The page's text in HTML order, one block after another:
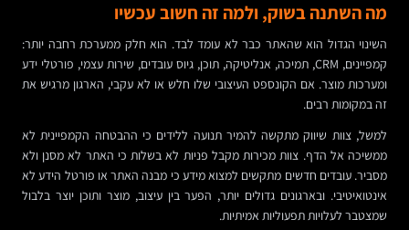
מה השתנה בשוק, ולמה זה חשוב עכשיו
השינוי הגדול הוא שהאתר כבר לא עומד לבד. הוא חלק ממערכת רחבה יותר:
קמפיינים, CRM, תמיכה, אנליטיקה, תוכן, גיוס עובדים, שירות עצמי, פורטלי ידע
ומערכות מוצר. אם הקונספט העיצובי שלו חלש או לא עקבי, הארגון מרגיש את
זה במקומות רבים.
למשל, צוות שיווק מתקשה להמיר תנועה ללידים כי ההבטחה הקמפיינית לא
ממשיכה אל הדף. צוות מכירות מקבל פניות לא בשלות כי האתר לא מסנן ולא
מסביר. עובדים חדשים מתקשים למצוא מידע כי מבנה האתר או פורטל הידע לא
אינטואיטיבי. ובארגונים גדולים יותר, הפער בין עיצוב, מוצר ותוכן יוצר בלבול
שמצטבר לעלויות תפעוליות אמיתיות.